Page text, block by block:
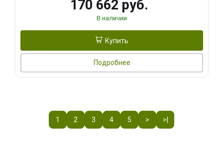
170 662 руб.
В наличии
Купить
Подробнее
1 2 3 4 5 > >|